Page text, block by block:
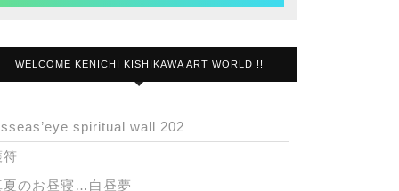
WELCOME KENICHI KISHIKAWA ART WORLD !!
spiritual wall 202
符
夏のお昼寝…白昼夢